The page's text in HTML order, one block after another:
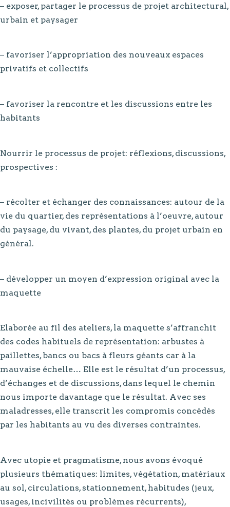
– exposer, partager le processus de projet architectural,
urbain et paysager
– favoriser l’appropriation des nouveaux espaces
privatifs et collectifs
– favoriser la rencontre et les discussions entre les
habitants
Nourrir le processus de projet: réflexions, discussions,
prospectives :
– récolter et échanger des connaissances: autour de la
vie du quartier, des représentations à l’oeuvre, autour
du paysage, du vivant, des plantes, du projet urbain en
général.
– développer un moyen d’expression original avec la
maquette
Elaborée au fil des ateliers, la maquette s’affranchit
des codes habituels de représentation: arbustes à
paillettes, bancs ou bacs à fleurs géants car à la
mauvaise échelle… Elle est le résultat d’un processus,
d’échanges et de discussions, dans lequel le chemin
nous importe davantage que le résultat. Avec ses
maladresses, elle transcrit les compromis concédés
par les habitants au vu des diverses contraintes.
Avec utopie et pragmatisme, nous avons évoqué
plusieurs thématiques: limites, végétation, matériaux
au sol, circulations, stationnement, habitudes (jeux,
usages, incivilités ou problèmes récurrents),